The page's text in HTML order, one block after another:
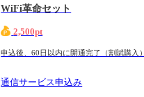
WiFi革命セット
2,500pt
申込後、60日以内に開通完了（割賦購入）
通信サービス申込み